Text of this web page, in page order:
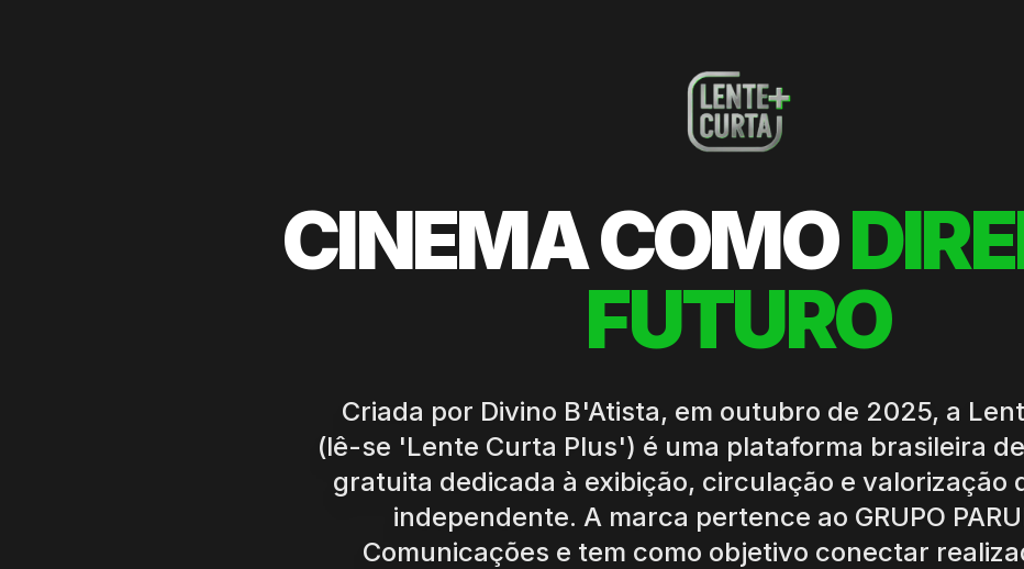
CINEMA COMO
FUTURO
Criada por Divino B'Atista, em outubro de 2025, a
(lê-se 'Lente Curta Plus') é uma plataforma brasileira
gratuita dedicada à exibição, circulação e valorização
independente. A marca pertence ao GRUPO
Comunicações e tem como objetivo conectar